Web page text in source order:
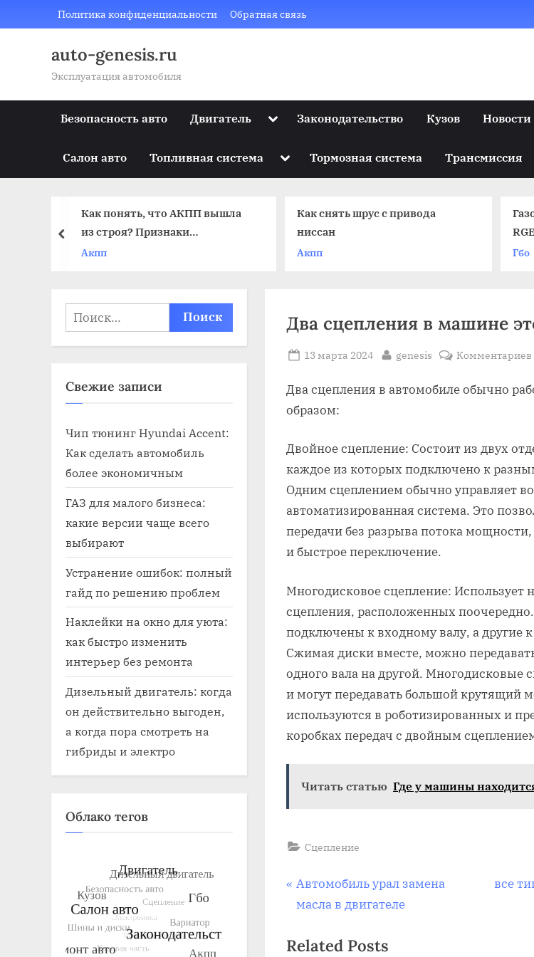
to
Политика конфиденциальности Обратная связь
auto-genesis.ru
Эксплуатация автомобиля
Безопасность авто Двигатель ToggleЗаконодательство Кузов Новости
Салон авто Топливная система Toggle
menu
Тормозная система Трансмиссия
Как понять, что АКПП вышла
из строя? Признаки
неисправности коробки-
Акпп
Как снять шрус с привода
ниссан
Акпп Гбо
prev
Два сцепления в машине
Posted
13 марта 2024 By
genesis Комментариев
Два сцепления в автомобиле обычно
образом:
Двойное сцепление: Состоит из двух
каждое из которых подключено к
Одним сцеплением обычно управляет
автоматизированная система. Это
передачи без разрыва потока
и быстрое переключение.
Многодисковое сцепление: Использует
сцепления, расположенных
подключены к входному валу, а другие
Сжимая диски вместе, можно
одного вала на другой. Многодисковые
и могут передавать большой крутящий
используются в роботизированных и
коробках передач с двойным
Читать статью Где у машины
Сцепление
Навигация
P
r
v
Автомобиль урал замена
масла в двигателе
N
все
Related Posts
Найти:
Свежие записи
Чип тюнинг Hyundai Accent:
Как сделать автомобиль
более экономичным
ГАЗ для малого бизнеса:
какие версии чаще всего
выбирают
Устранение ошибок: полный
гайд по решению проблем
Наклейки на окно для уюта:
как быстро изменить
интерьер без ремонта
Дизельный двигатель: когда
он действительно выгоден,
а когда пора смотреть на
гибриды и электро
Облако тегов